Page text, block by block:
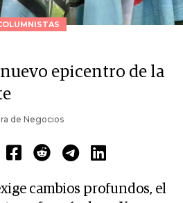
epicentro de la
de Negocios
cambios profundos, el